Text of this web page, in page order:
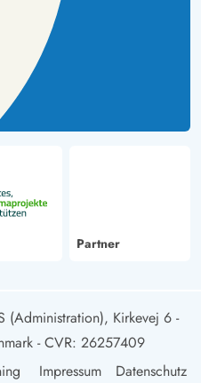
Partner
(Administration), Kirkevej 6 -
- CVR: 26257409
Impressum Datenschutz